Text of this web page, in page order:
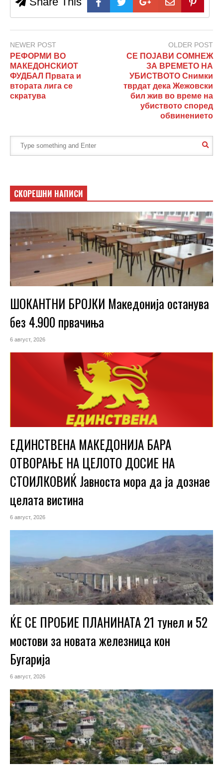
NEWER POST
РЕФОРМИ ВО
МАКЕДОНСКИОТ
ФУДБАЛ Првата и
втората лига се
скратува
OLDER POST
СЕ ПОЈАВИ СОМНЕЖ
ЗА ВРЕМЕТО НА
УБИСТВОТО Снимки
тврдат дека Жежовски
бил жив во време на
убиството според
обвинението
СКОРЕШНИ НАПИСИ
ШОКАНТНИ БРОЈКИ Македонија останува
без 4.900 првачиња
6 август, 2026
ЕДИНСТВЕНА МАКЕДОНИЈА БАРА
ОТВОРАЊЕ НА ЦЕЛОТО ДОСИЕ НА
СТОИЛКОВИЌ Јавноста мора да ја дознае
целата вистина
6 август, 2026
ЌЕ СЕ ПРОБИЕ ПЛАНИНАТА 21 тунел и 52
мостови за новата железница кон
Бугарија
6 август, 2026